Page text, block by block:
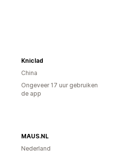
Kniclad
China
Ongeveer 17 uur gebruiken
de app
MAUS.NL
Nederland